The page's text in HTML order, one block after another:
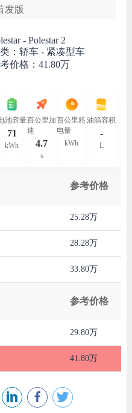
发版
- Polestar 2
：轿车 - 紧凑型车
价格： 41.80万
池容量
71
kWh
百公里加
速
4.7
s
百公里耗
电量
kWh
油箱容积
-
L
参考价格
25.28万
28.28万
33.80万
参考价格
29.80万
41.80万